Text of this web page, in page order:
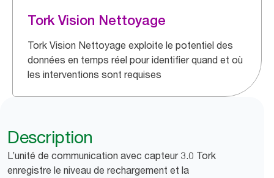
Tork Vision Nettoyage
Tork Vision Nettoyage exploite le potentiel des
données en temps réel pour identifier quand et où
les interventions sont requises
Description
L’unité de communication avec capteur 3.0 Tork
enregistre le niveau de rechargement et la